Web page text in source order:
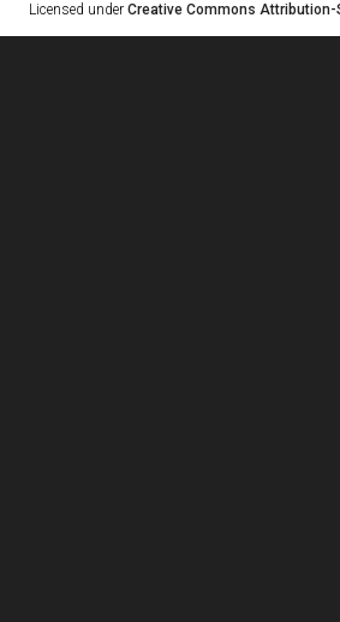
Licensed under Creative Commons Attribution-